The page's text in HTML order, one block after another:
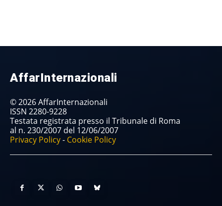
AffarInternazionali
© 2026 AffarInternazionali
ISSN 2280-9228
Testata registrata presso il Tribunale di Roma
al n. 230/2007 del 12/06/2007
Privacy Policy- Cookie Policy